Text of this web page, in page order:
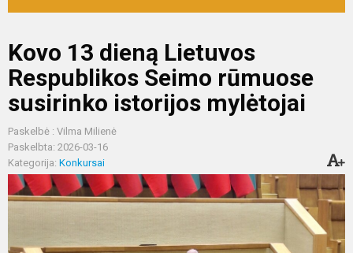
Kovo 13 dieną Lietuvos
Respublikos Seimo rūmuose
susirinko istorijos mylėtojai
Paskelbė : Vilma Milienė
Paskelbta: 2026-03-16
Kategorija: Konkursai